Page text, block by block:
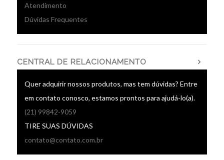
Atendimento
Dúvidas Frequentes
CENTRAL DE RELACIONAMENTO
Quer adquirir nossos produtos, mas tem dúvidas? Entre
em contato conosco, estamos prontos para ajudá-lo(a).
(21) 99842-9059
TIRE SUAS DÚVIDAS
contato@contato.com.br